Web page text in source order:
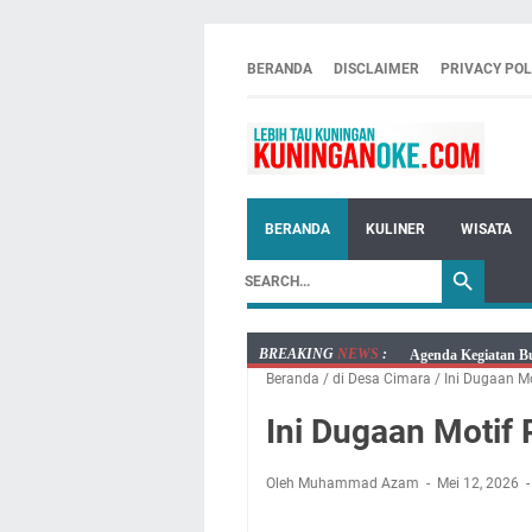
BERANDA DISCLAIMER PRIVACY
BERANDA KULINER WISATA
BREAKING NEWS :
Agenda Kegiatan
Kamis 6 Agustus
Besaran Biayanya
Layanan Mobil
Embun Pagi
Beranda / di Desa Cimara / Ini Dugaan
Ini Dugaan Motif
Oleh Muhammad Azam Mei 12, 2026